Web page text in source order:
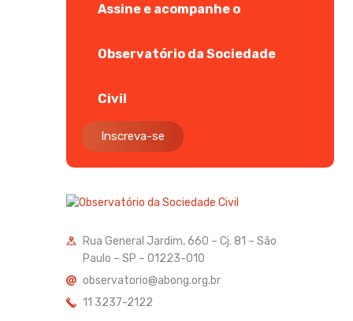
Assine e acompanhe o
Observatório da Sociedade
Civil
Inscreva-se
Rua General Jardim, 660 – Cj. 81 – São
Paulo – SP – 01223-010
observatorio@abong.org.br
11 3237-2122